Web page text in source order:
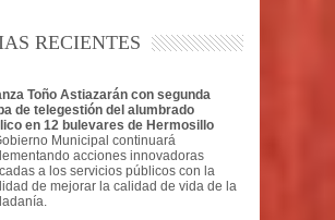
RECIENTES
Toño Astiazarán con segunda
de telegestión del alumbrado
en 12 bulevares de Hermosillo
Municipal continuará
acciones innovadoras
a los servicios públicos con la
de mejorar la calidad de vida de la